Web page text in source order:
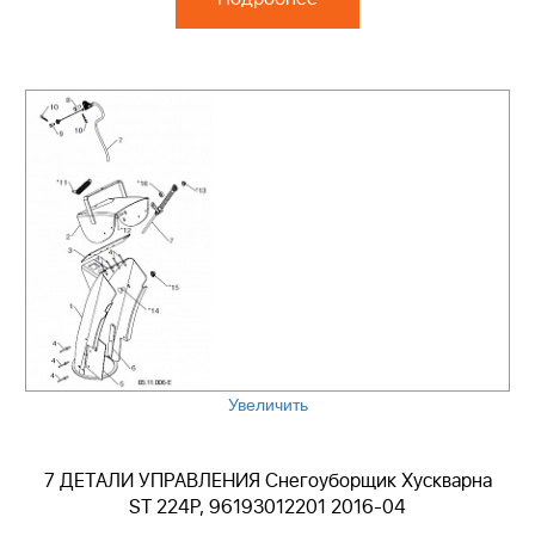
Увеличить
7 ДЕТАЛИ УПРАВЛЕНИЯ Снегоуборщик Хускварна
ST 224P, 96193012201 2016-04